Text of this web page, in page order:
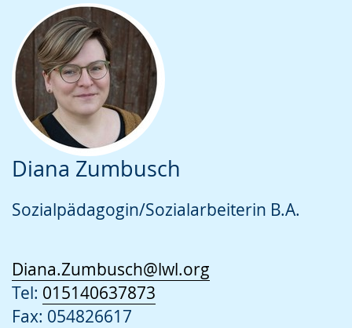
Diana Zumbusch
Sozialpädagogin/Sozialarbeiterin B.A.
Diana.Zumbusch@lwl.org
Tel: 015140637873
Fax: 054826617